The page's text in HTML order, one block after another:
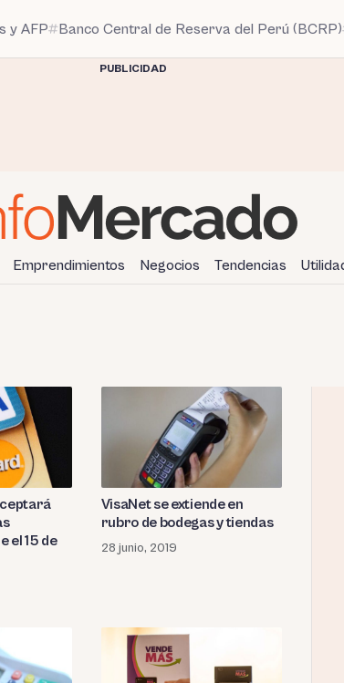
y AFP Banco Central de Reserva del Perú (BCRP)
PUBLICIDAD
Emprendimientos Negocios Tendencias
el 15 de
VisaNet se extiende en
rubro de bodegas y tiendas
28 junio, 2019